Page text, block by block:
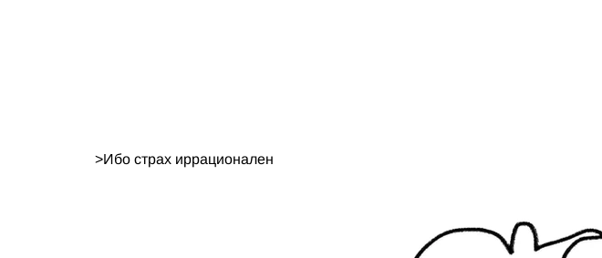
>Ибо страх иррационален